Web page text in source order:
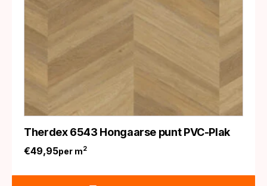
Therdex 6543 Hongaarse punt PVC-Plak
€49,95per m2